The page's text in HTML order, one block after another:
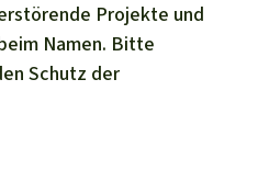
Projekte und
Namen. Bitte
Schutz der